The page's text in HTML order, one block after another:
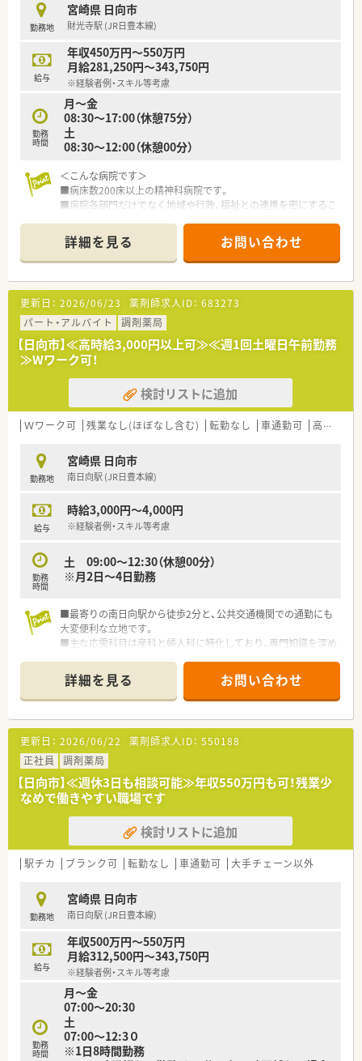
勤務地
宮崎県 日向市
財光寺駅 (JR日豊本線)
給与
年収450万円～550万円
月給281,250円～343,750円
※経験者例・スキル等考慮
勤務
時間
月～金
08:30～17:00（休憩75分）
土
08:30～12:00（休憩00分）
＜こんな病院です＞
■病床数200床以上の精神科病院です。
■病院各部門だけでなく地域や行政、福祉との連携を密にするこ
ます。
＜こんな職場です＞
■主な業務は入院調剤の一包化・注射薬・薬剤師管理指導です。
■各種委員会にも参加しており他職種の方との関わりもござい
ます。
■教育制度が充実しております。
■残業は2時間/月程でほとんどございません。
＜働きやすい環境です＞
■院内保育所がございますので、お子さんがいる方も安心です。
（時間：8時～18時45分、料金：15,000円/月、対象：0歳～6歳まで）
■賞与実績は3.9ヶ月分ございます。
定期昇給もあり安心してご就業いただける環境です。
詳細を見る お問い合わせ
更新日： 2026/06/23 薬剤師求人ID： 683273
パート・アルバイト
調剤薬局
【日向市】≪高時給3,000円以上可≫≪週1回土曜日午前勤務
≫Wワーク可！
検討リストに追加
Ｗワーク可 残業なし(ほぼなし含む) 転勤なし 車通勤可 高時給(2,500円以上)
勤務地
宮崎県 日向市
南日向駅 (JR日豊本線)
給与
時給3,000円～4,000円
※経験者例・スキル等考慮
勤務
時間
土 09:00～12:30（休憩00分）
※月2日～4日勤務
■最寄りの南日向駅から徒歩2分と、公共交通機関での通勤にも
大変便利な立地です。
■主な応需科目は産科と婦人科に特化しており、専門知識を深め
■処方箋は一日30枚前後で、患者様一人ひとりに時間をかけて
対応する薬局です。
詳細を見る お問い合わせ
更新日： 2026/06/22 薬剤師求人ID： 550188
正社員
調剤薬局
【日向市】≪週休3日も相談可能≫年収550万円も可！残業少
なめで働きやすい職場です
検討リストに追加
駅チカ ブランク可 転勤なし 車通勤可 大手チェーン以外
勤務地
宮崎県 日向市
南日向駅 (JR日豊本線)
給与
年収500万円～550万円
月給312,500円～343,750円
※経験者例・スキル等考慮
勤務
時間
月～金
07:00～20:30
土
07:00～12:3０
※1日8時間勤務